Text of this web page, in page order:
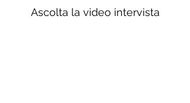
Ascolta la video intervista